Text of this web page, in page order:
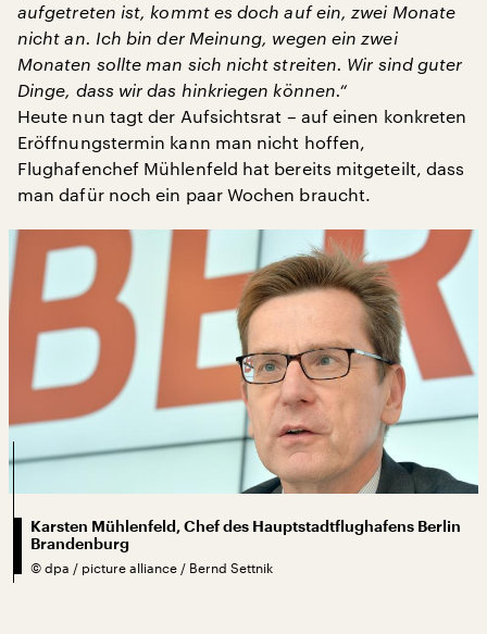
aufgetreten ist, kommt es doch auf ein, zwei Monate
nicht an. Ich bin der Meinung, wegen ein zwei
Monaten sollte man sich nicht streiten. Wir sind guter
Dinge, dass wir das hinkriegen können.“
Heute nun tagt der Aufsichtsrat – auf einen konkreten
Eröffnungstermin kann man nicht hoffen,
Flughafenchef Mühlenfeld hat bereits mitgeteilt, dass
man dafür noch ein paar Wochen braucht.
Karsten Mühlenfeld, Chef des Hauptstadtflughafens Berlin
Brandenburg
© dpa / picture alliance / Bernd Settnik